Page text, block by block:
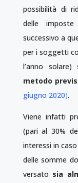
possibilità di
delle
successivo a
per i soggetti
l’anno
metodo
giugno 2020).
Viene infatti
(pari al 30%
interessi in
delle somme
versato sia